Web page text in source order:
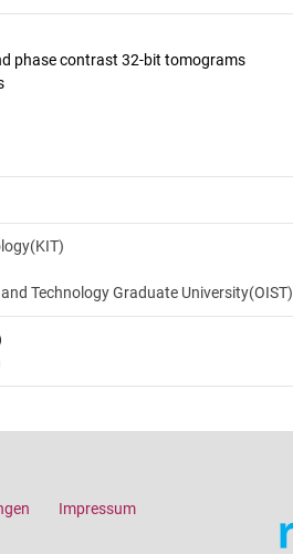
phase contrast 32-bit tomograms
Technology Graduate University(OIST)
Impressum